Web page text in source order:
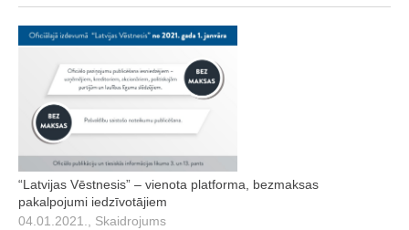
“Latvijas Vēstnesis” – vienota platforma, bezmaksas
pakalpojumi iedzīvotājiem
04.01.2021., Skaidrojums